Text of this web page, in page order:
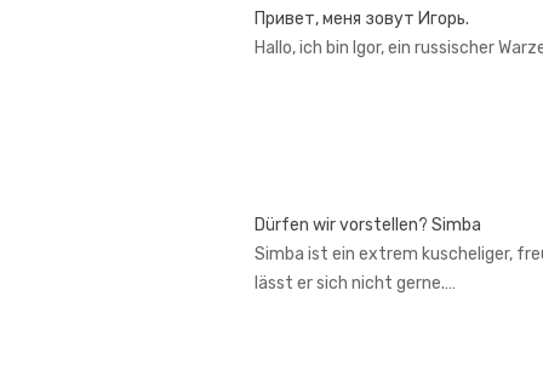
Привет, меня зовут Игорь.
Hallo, ich bin Igor, ein russischer
Dürfen wir vorstellen? Simba
Simba ist ein extrem kuscheliger,
lässt er sich nicht gerne.…